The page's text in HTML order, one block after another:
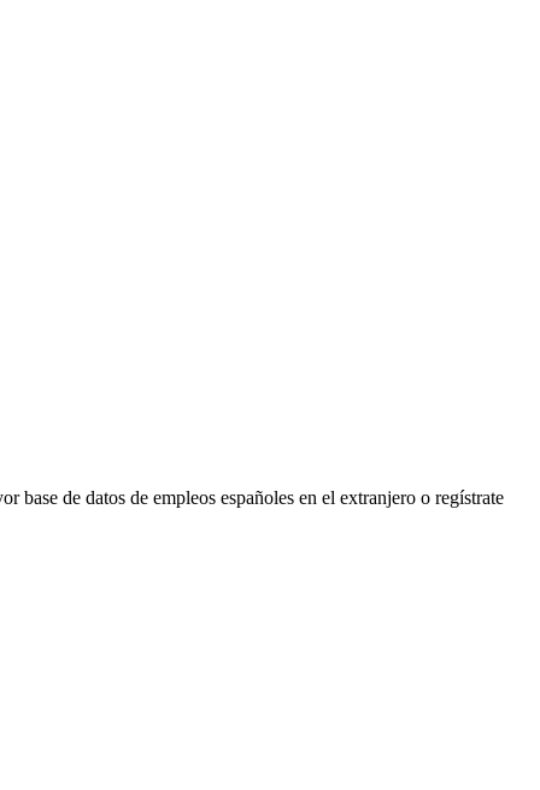
de datos de empleos españoles en el extranjero o regístrate